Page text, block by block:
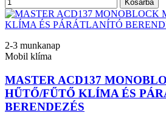
Kosárba
2-3 munkanap
Mobil klíma
MASTER ACD137
HŰTŐ/FŰTŐ KLÍMA ÉS
BERENDEZÉS